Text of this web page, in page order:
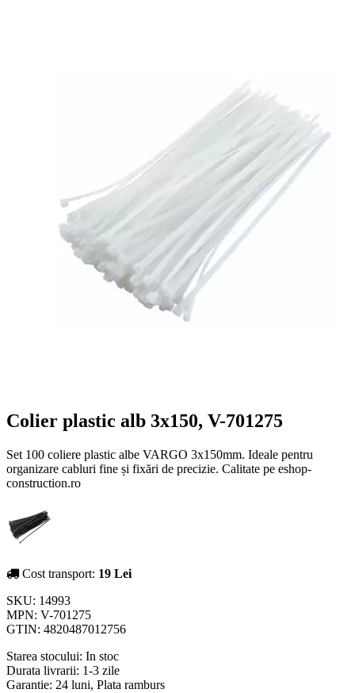
Colier plastic alb 3x150, V-701275
Set 100 coliere plastic albe VARGO 3x150mm. Ideale pentru
organizare cabluri fine și fixări de precizie. Calitate pe eshop-
construction.ro
Cost transport: 19 Lei
SKU: 14993
MPN: V-701275
GTIN: 4820487012756
Starea stocului: In stoc
Durata livrarii: 1-3 zile
Garantie: 24 luni, Plata ramburs